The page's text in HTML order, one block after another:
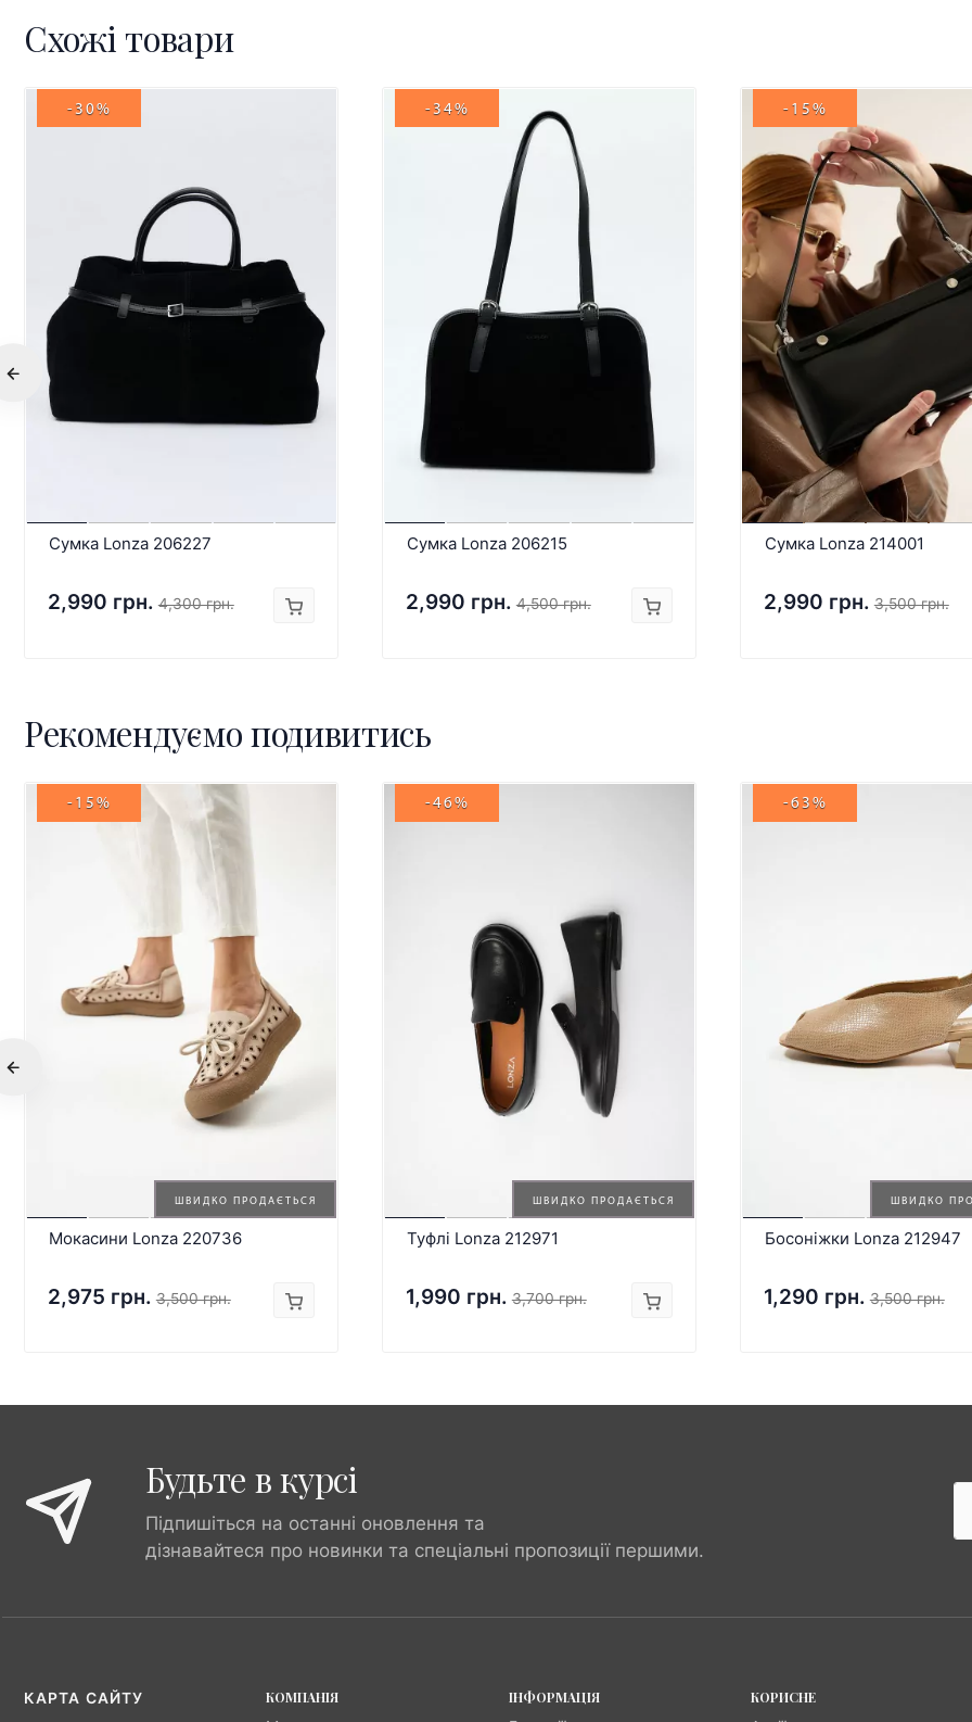
Схожі товари
-30%
Сумка Lonza 206227
2,990 грн. 4,300 грн.
-34%
Сумка Lonza 206215
2,990 грн. 4,500 грн.
-15%
Сумка Lonza 214001
2,990 грн. 3,500 грн.
Рекомендуємо подивитись
ШВИДКО ПРОДАЄТЬСЯ
-15%
Мокасини Lonza 220736
2,975 грн. 3,500 грн.
ШВИДКО ПРОДАЄТЬСЯ
-46%
Туфлі Lonza 212971
1,990 грн. 3,700 грн.
ШВИДКО
-63%
Босоніжки Lonza 212947
1,290 грн. 3,500 грн.
Будьте в курсі
Підпишіться на останні оновлення та
дізнавайтеся про новинки та спеціальні пропозиції першими.
КАРТА САЙТУ
КОМПАНІЯ
ІНФОРМАЦІЯ
КОРИСНЕ